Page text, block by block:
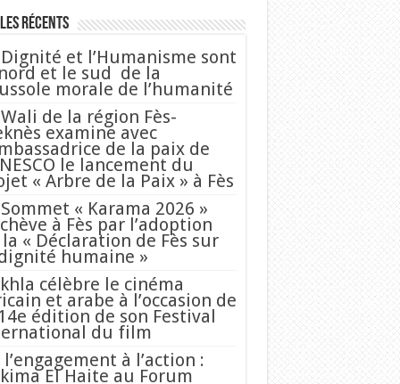
Récents
Dignité et l’Humanisme sont
et le sud de la
morale de l’humanité
Wali de la région Fès-
examine avec
de la paix de
le lancement du
« Arbre de la Paix » à Fès
« Karama 2026 »
à Fès par l’adoption
« Déclaration de Fès sur
humaine »
célèbre le cinéma
et arabe à l’occasion de
édition de son Festival
du film
l’engagement à l’action :
El Haite au Forum